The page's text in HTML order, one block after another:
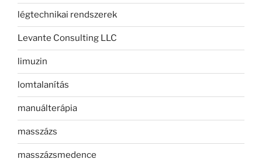
légtechnikai rendszerek
Levante Consulting LLC
limuzin
lomtalanítás
manuálterápia
masszázs
masszázsmedence